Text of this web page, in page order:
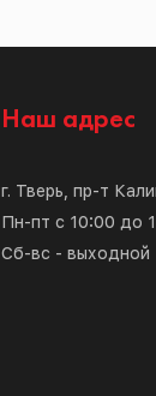
Наш адрес
г. Тверь, пр-т
Пн-пт с 10:00 до
Сб-вс - выходной